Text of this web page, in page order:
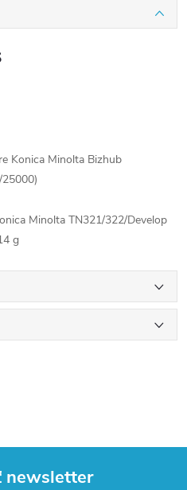
Konica Minolta Bizhub
Minolta TN321/322/Develop
g
newsletter